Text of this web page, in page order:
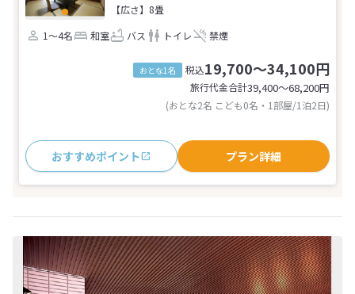
【広さ】8畳
1～4名
和室 バス トイレ 禁煙
おとな1名 税込19,700～34,100円
旅行代金合計39,400〜68,200円
(おとな2名 こども0名・1部屋/1泊2日)
おすすめポイント プラン詳細